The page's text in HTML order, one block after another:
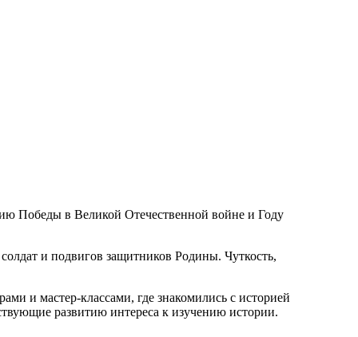
Победы в Великой Отечественной войне и Году
и подвигов защитников Родины. Чуткость,
и мастер-классами, где знакомились с историей
развитию интереса к изучению истории.